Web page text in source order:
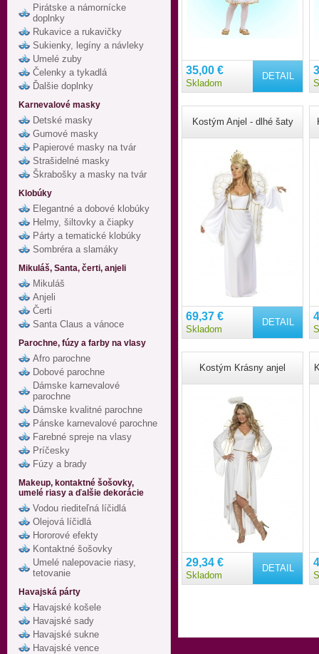
Pirátske a námornícke
doplnky
Rukavice a rukavičky
Sukienky, legíny a návleky
Umelé zuby
Čelenky a tykadlá
Ďalšie doplnky
Karnevalové masky
Detské masky
Gumové masky
Papierové masky na tvár
Strašidelné masky
Škrabošky a masky na tvár
Klobúky
Elegantné a dobové klobúky
Helmy, šiltovky a čiapky
Párty a tematické klobúky
Sombréra a slamáky
Mikuláš, Santa, čerti, anjeli
Mikuláš
Anjeli
Čerti
Santa Claus a vánoce
Parochne, fúzy a farby na vlasy
Afro parochne
Dobové parochne
Dámske karnevalové
parochne
Dámske kvalitné parochne
Pánske karnevalové parochne
Farebné spreje na vlasy
Príčesky
Fúzy a brady
Makeup, kontaktné šošovky,
umelé riasy a ďalšie dekorácie
Vodou riediteľná líčidlá
Olejová líčidlá
Hororové efekty
Kontaktné šošovky
Umelé nalepovacie riasy,
tetovanie
Havajská párty
Havajské košele
Havajské sady
Havajské sukne
Havajské vence
DETAIL
35,00 €
Skladom
Kostým Anjel - dlhé šaty
DETAIL
69,37 €
Skladom
Kostým Krásny anjel
DETAIL
29,34 €
Skladom